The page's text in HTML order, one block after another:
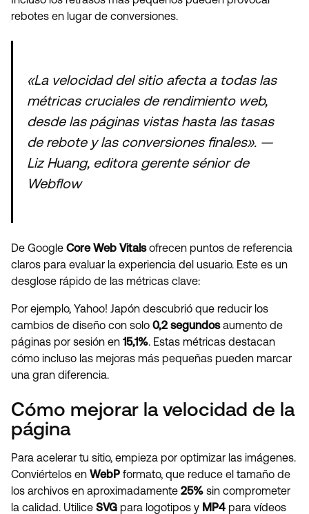
rebotes en lugar de conversiones.
«La velocidad del sitio afecta a todas las
métricas cruciales de rendimiento web,
desde las páginas vistas hasta las tasas
de rebote y las conversiones finales». —
Liz Huang, editora gerente sénior de
Webflow
De Google Core Web Vitalsofrecen puntos de referencia
claros para evaluar la experiencia del usuario. Este es un
desglose rápido de las métricas clave:
Por ejemplo, Yahoo! Japón descubrió que reducir los
cambios de diseño con solo 0,2 segundosaumento de
páginas por sesión en 15,1%. Estas métricas destacan
cómo incluso las mejoras más pequeñas pueden marcar
una gran diferencia.
Cómo mejorar la velocidad de la
página
Para acelerar tu sitio, empieza por optimizar las imágenes.
Conviértelos en WebP formato, que reduce el tamaño de
los archivos en aproximadamente 25% sin comprometer
la calidad. Utilice SVG para logotipos y MP4 para vídeos